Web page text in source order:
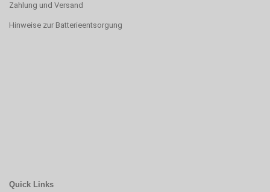
Zahlung und Versand
Hinweise zur Batterieentsorgung
Quick Links